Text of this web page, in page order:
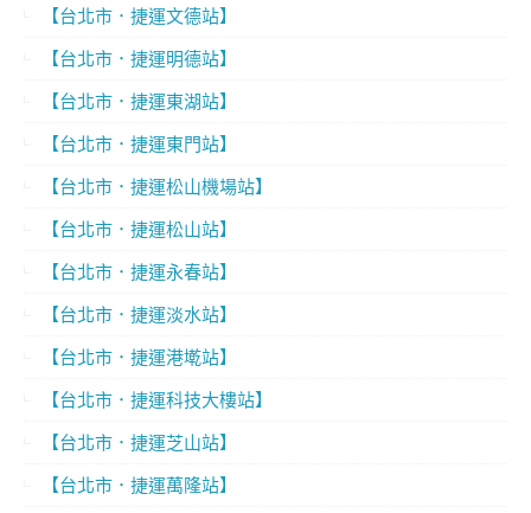
【台北市．捷運文德站】
【台北市．捷運明德站】
【台北市．捷運東湖站】
【台北市．捷運東門站】
【台北市．捷運松山機場站】
【台北市．捷運松山站】
【台北市．捷運永春站】
【台北市．捷運淡水站】
【台北市．捷運港墘站】
【台北市．捷運科技大樓站】
【台北市．捷運芝山站】
【台北市．捷運萬隆站】